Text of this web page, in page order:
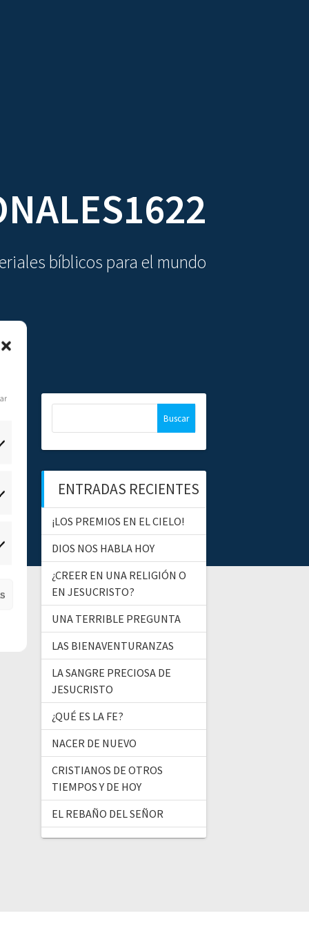
bíblicos para el mundo
a
:
ENTRADAS RECIENTES
¡LOS PREMIOS EN EL CIELO!
DIOS NOS HABLA HOY
¿CREER EN UNA RELIGIÓN O
EN JESUCRISTO?
UNA TERRIBLE PREGUNTA
LAS BIENAVENTURANZAS
LA SANGRE PRECIOSA DE
JESUCRISTO
¿QUÉ ES LA FE?
NACER DE NUEVO
CRISTIANOS DE OTROS
TIEMPOS Y DE HOY
EL REBAÑO DEL SEÑOR